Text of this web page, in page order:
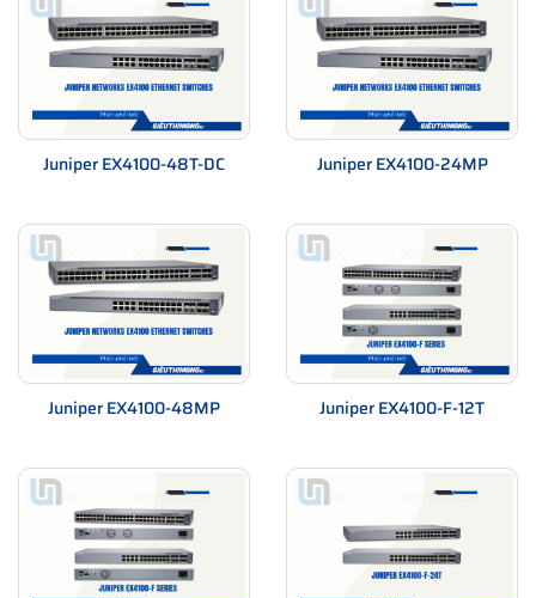
Juniper EX4100-48T-DC Juniper EX4100-24MP
Juniper EX4100-48MP Juniper EX4100-F-12T